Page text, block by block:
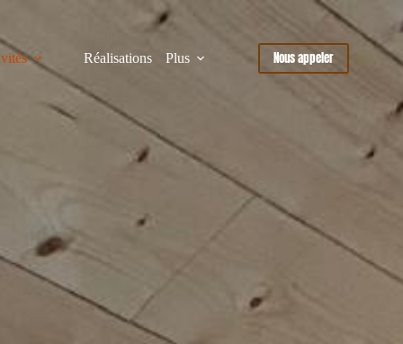
Réalisations Plus Nous appeler